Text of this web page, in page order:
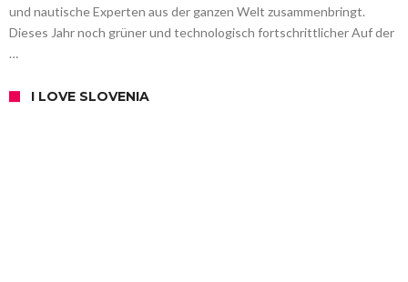
und nautische Experten aus der ganzen Welt zusammenbringt.
Dieses Jahr noch grüner und technologisch fortschrittlicher Auf der
…
I LOVE SLOVENIA